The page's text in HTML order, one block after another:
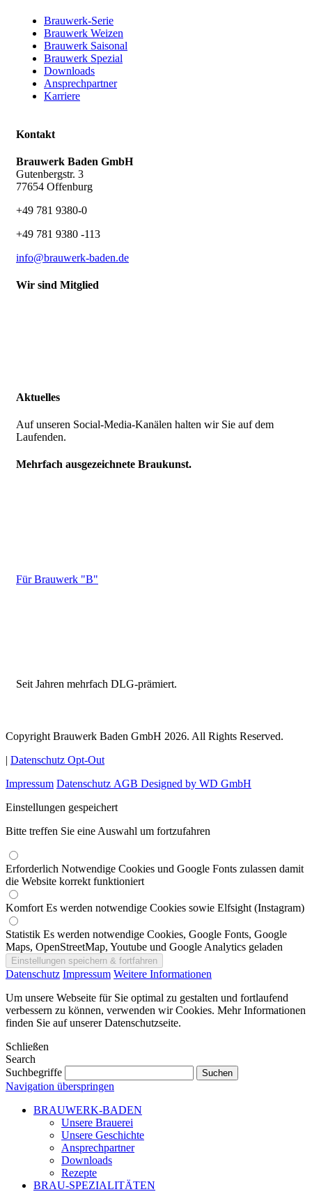
Brauwerk-Serie
Brauwerk Weizen
Brauwerk Saisonal
Brauwerk Spezial
Downloads
Ansprechpartner
Karriere
Kontakt
Brauwerk Baden GmbH
Gutenbergstr. 3
77654 Offenburg
+49 781 9380-0
+49 781 9380 -113
info@brauwerk-baden.de
Wir sind Mitglied
Aktuelles
Auf unseren Social-Media-Kanälen halten wir Sie auf dem
Laufenden.
Mehrfach ausgezeichnete Braukunst.
Für Brauwerk "B"
Seit Jahren mehrfach DLG-prämiert.
Copyright Brauwerk Baden GmbH 2026. All Rights Reserved.
| Datenschutz Opt-Out
Impressum Datenschutz AGB Designed by WD GmbH
Einstellungen gespeichert
Bitte treffen Sie eine Auswahl um fortzufahren
Erforderlich Notwendige Cookies und Google Fonts zulassen damit
die Website korrekt funktioniert
Komfort Es werden notwendige Cookies sowie Elfsight (Instagram)
Statistik Es werden notwendige Cookies, Google Fonts, Google
Maps, OpenStreetMap, Youtube und Google Analytics geladen
Datenschutz Impressum Weitere Informationen
Um unsere Webseite für Sie optimal zu gestalten und fortlaufend
verbessern zu können, verwenden wir Cookies. Mehr Informationen
finden Sie auf unserer Datenschutzseite.
Schließen
Search
Suchbegriffe
Navigation überspringen
BRAUWERK-BADEN
Unsere Brauerei
Unsere Geschichte
Ansprechpartner
Downloads
Rezepte
BRAU-SPEZIALITÄTEN